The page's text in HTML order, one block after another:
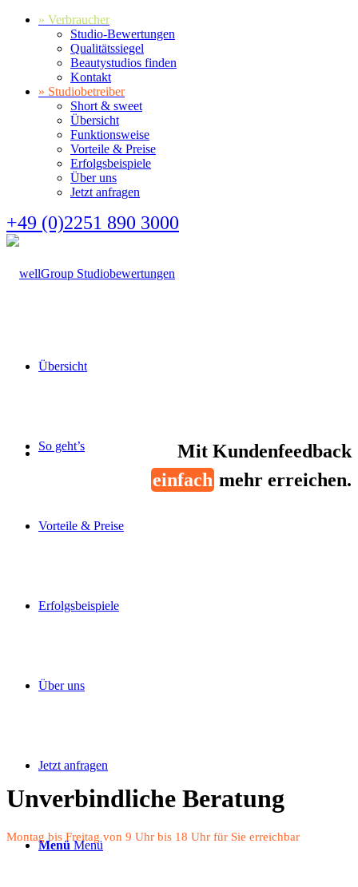
» Verbraucher
Studio-Bewertungen
Qualitätssiegel
Beautystudios finden
Kontakt
» Studiobetreiber
Short & sweet
Übersicht
Funktionsweise
Vorteile & Preise
Erfolgsbeispiele
Über uns
Jetzt anfragen
+49 (0)2251 890 3000
Übersicht
So geht’s
Vorteile & Preise
Erfolgsbeispiele
Über uns
Jetzt anfragen
Menü Menü
Mit Kundenfeedback
einfach mehr erreichen.
Unverbindliche Beratung
Montag bis Freitag von 9 Uhr bis 18 Uhr für Sie erreichbar